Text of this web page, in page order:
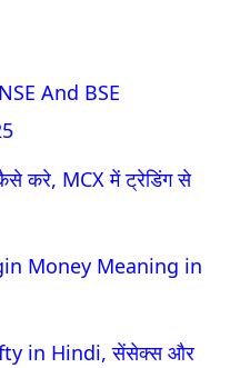
And BSE
करे, MCX में ट्रेडिंग से
Money Meaning in
in Hindi, सेंसेक्स और